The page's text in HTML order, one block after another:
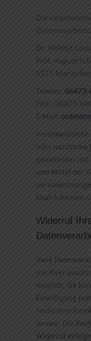
Die
Dr. Helmut
Prof. August
5571 Mariapfarr
Telefon: 06473-
FAX : 06473-
E-Mail:
Verantwortliche
oder juristische
gemeinsam mit
und Mittel der
Mail-Adressen
Widerruf
Viele
mit Ihrer
möglich. Sie
Einwilligung
reicht eine
an uns. Die
Widerruf